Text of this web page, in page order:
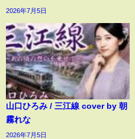
2026年7月5日
山口ひろみ / 三江線 cover by 朝
霧れな
2026年7月5日